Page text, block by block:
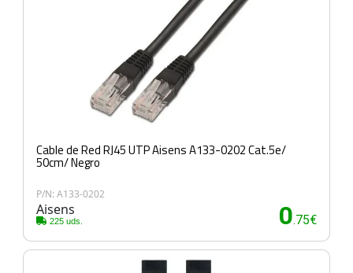
Cable de Red RJ45 UTP Aisens A133-0202 Cat.5e/
50cm/ Negro
P/N: A133-0202
Aisens
225 uds. 0.75€